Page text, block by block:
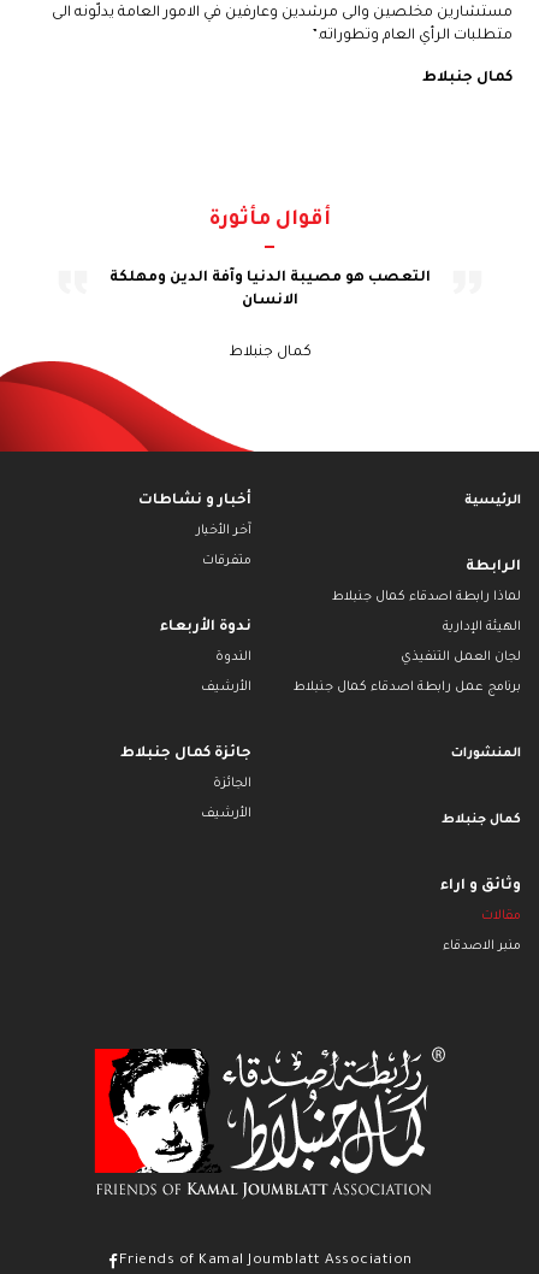
مستشارين مخلصين والى مرشدين وعارفين في الامور العامة يدلّونه الى
متطلبات الرأي العام وتطوراته.”
كمال جنبلاط
أقوال مأثورة
التعصب هو مصيبة الدنيا وآفة الدين ومهلكة
الانسان
كمال جنبلاط
Friends of Kamal Joumblatt Association
أخبار و نشاطات
آخر الأخبار
متفرقات
ندوة الأربعاء
الندوة
الأرشيف
جائزة كمال جنبلاط
الجائزة
الأرشيف
الرئيسية
الرابطة
لماذا رابطة اصدقاء كمال جنبلاط
الهيئة الإدارية
لجان العمل التنفيذي
برنامج عمل رابطة اصدقاء كمال جنبلاط
المنشورات
كمال جنبلاط
وثائق و اراء
مقالات
منبر الاصدقاء